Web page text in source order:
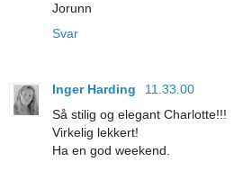
Jorunn
Svar
Inger Harding
11.33.00
Så stilig og elegant Charlotte!!!
Virkelig lekkert!
Ha en god weekend.